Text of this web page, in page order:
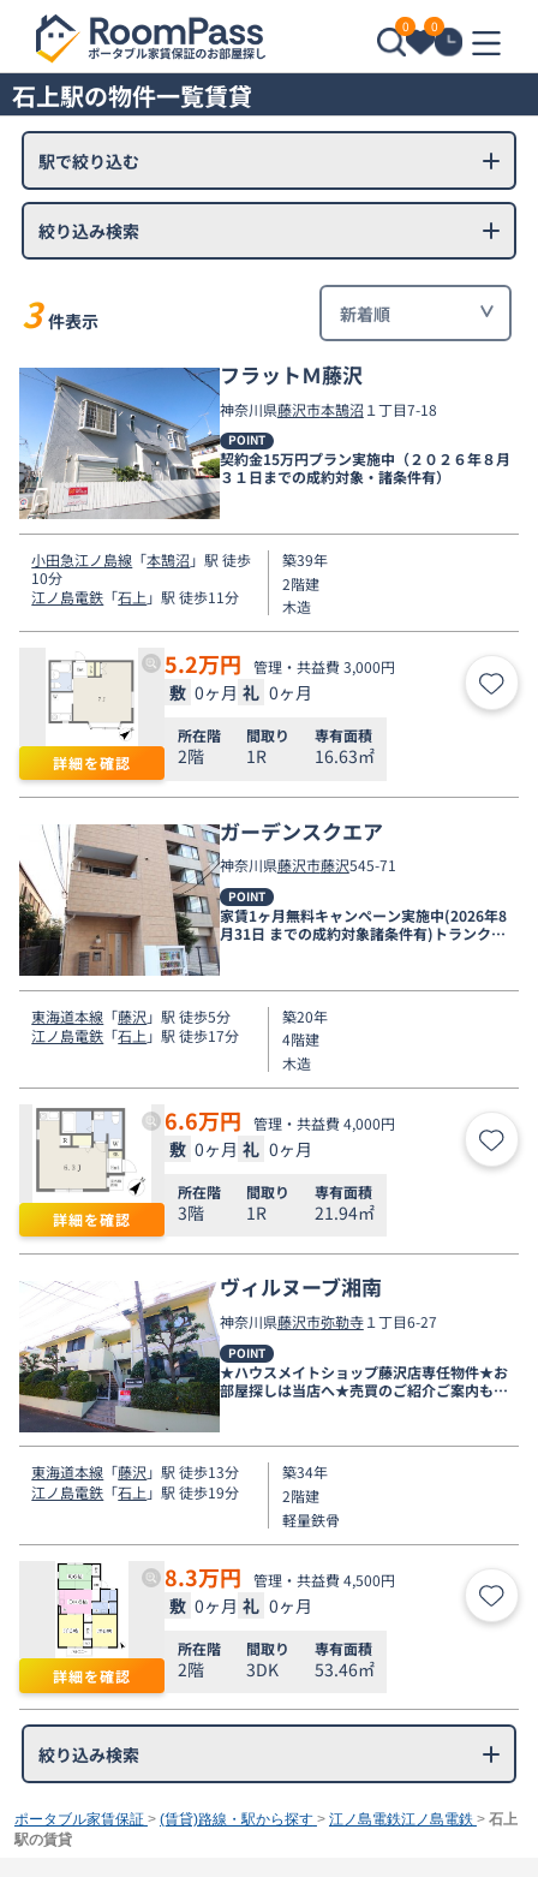
0 0
石上駅の物件一覧賃貸
駅で絞り込む
絞り込み検索
3 件表示
フラットＭ藤沢
神奈川県藤沢市本鵠沼 １丁目7-18
POINT
契約金15万円プラン実施中（２０２６年８月
３１日までの成約対象・諸条件有）
小田急江ノ島線 「本鵠沼 」駅 徒歩
10分
江ノ島電鉄 「石上」駅 徒歩11分
築39年
2階建
木造
詳細を確認
5.2万円 管理・共益費 3,000円
敷 0ヶ月 礼 0ヶ月 お気
所在階
2階
間取り
1R
専有面積
16.63㎡
ガーデンスクエア
神奈川県藤沢市藤沢545-71
POINT
家賃1ヶ月無料キャンペーン実施中(2026年8
月31日 までの成約対象諸条件有)トランクル
ーム付き♪
東海道本線 「藤沢 」駅 徒歩5分
江ノ島電鉄 「石上 」駅 徒歩17分
築20年
4階建
木造
詳細を確認
6.6万円 管理・共益費 4,000円
敷 0ヶ月 礼 0ヶ月 お気
所在階
3階
間取り
1R
専有面積
21.94㎡
ヴィルヌーブ湘南
神奈川県藤沢市弥勒寺１丁目6-27
POINT
★ハウスメイトショップ藤沢店専任物件★お
部屋探しは当店へ★売買のご紹介ご案内も可
東海道本線 「藤沢 」駅 徒歩13分
江ノ島電鉄 「石上 」駅 徒歩19分
築34年
2階建
軽量鉄骨
詳細を確認
8.3万円 管理・共益費 4,500円
敷 0ヶ月 礼 0ヶ月 お気
所在階
2階
間取り
3DK
専有面積
53.46㎡
絞り込み検索
ポータブル家賃保証 > (賃貸)路線・駅から探す > 江ノ島電鉄江ノ島電鉄 > 石上
駅の賃貸